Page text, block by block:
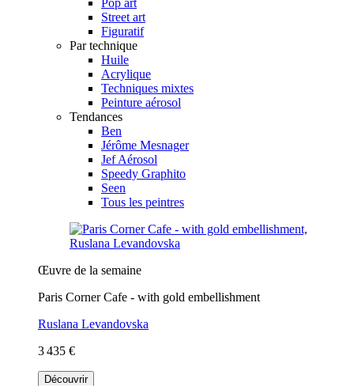
Street art
Figuratif
Par technique
Huile
Acrylique
Techniques mixtes
Peinture aérosol
Tendances
Ben
Jérôme Mesnager
Jef Aérosol
Speedy Graphito
Seen
Tous les peintres
Œuvre de la semaine
Paris Corner Cafe - with gold embellishment
Ruslana Levandovska
3 435 €
Découvrir